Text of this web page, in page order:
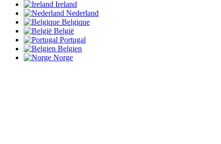
Ireland
Nederland
Belgique
België
Portugal
Belgien
Norge